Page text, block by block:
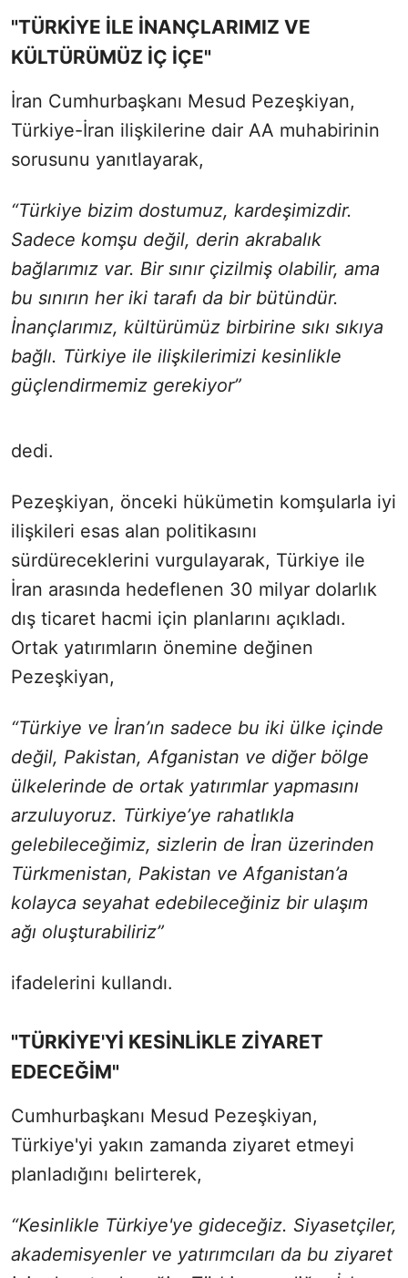
"TÜRKİYE İLE İNANÇLARIMIZ VE
KÜLTÜRÜMÜZ İÇ İÇE"
İran Cumhurbaşkanı Mesud Pezeşkiyan,
Türkiye-İran ilişkilerine dair AA muhabirinin
sorusunu yanıtlayarak,
“Türkiye bizim dostumuz, kardeşimizdir.
Sadece komşu değil, derin akrabalık
bağlarımız var. Bir sınır çizilmiş olabilir, ama
bu sınırın her iki tarafı da bir bütündür.
İnançlarımız, kültürümüz birbirine sıkı sıkıya
bağlı. Türkiye ile ilişkilerimizi kesinlikle
güçlendirmemiz gerekiyor”
dedi.
Pezeşkiyan, önceki hükümetin komşularla iyi
ilişkileri esas alan politikasını
sürdüreceklerini vurgulayarak, Türkiye ile
İran arasında hedeflenen 30 milyar dolarlık
dış ticaret hacmi için planlarını açıkladı.
Ortak yatırımların önemine değinen
Pezeşkiyan,
“Türkiye ve İran’ın sadece bu iki ülke içinde
değil, Pakistan, Afganistan ve diğer bölge
ülkelerinde de ortak yatırımlar yapmasını
arzuluyoruz. Türkiye’ye rahatlıkla
gelebileceğimiz, sizlerin de İran üzerinden
Türkmenistan, Pakistan ve Afganistan’a
kolayca seyahat edebileceğiniz bir ulaşım
ağı oluşturabiliriz”
ifadelerini kullandı.
"TÜRKİYE'Yİ KESİNLİKLE ZİYARET
EDECEĞİM"
Cumhurbaşkanı Mesud Pezeşkiyan,
Türkiye'yi yakın zamanda ziyaret etmeyi
planladığını belirterek,
“Kesinlikle Türkiye'ye gideceğiz. Siyasetçiler,
akademisyenler ve yatırımcıları da bu ziyaret